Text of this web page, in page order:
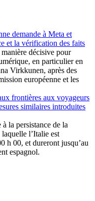
demande à Meta et
et la vérification des faits
décisive pour
en particulier en
Virkkunen, après des
européenne et les
frontières aux voyageurs
similaires introduites
la persistance de la
l’Italie est
h 00, et dureront jusqu’au
espagnol.